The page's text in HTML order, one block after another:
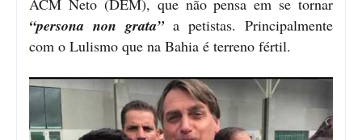
“persona non grata”a petistas. Principalmente
com o Lulismo que na Bahia é terreno fértil.